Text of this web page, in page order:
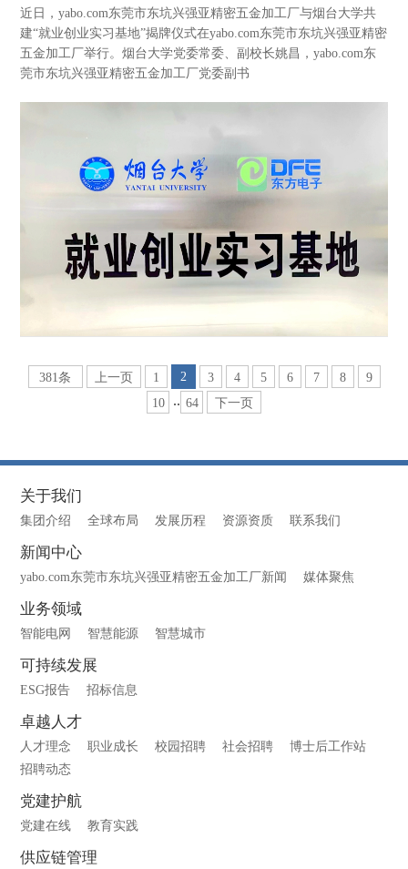
近日，yabo.com东莞市东坑兴强亚精密五金加工厂与烟台大学共
建“就业创业实习基地”揭牌仪式在yabo.com东莞市东坑兴强亚精密
五金加工厂举行。烟台大学党委常委、副校长姚昌，yabo.com东
莞市东坑兴强亚精密五金加工厂党委副书
381条 上一页 1 2 3 4 5 6 7 8
9
10
.. 64 下一页
关于我们
集团介绍 全球布局 发展历程 资源资质 联系我们
新闻中心
yabo.com东莞市东坑兴强亚精密五金加工厂新闻 媒体聚焦
业务领域
智能电网 智慧能源 智慧城市
可持续发展
ESG报告 招标信息
卓越人才
人才理念 职业成长 校园招聘 社会招聘
博士后工作站
招聘动态
党建护航
党建在线 教育实践
供应链管理